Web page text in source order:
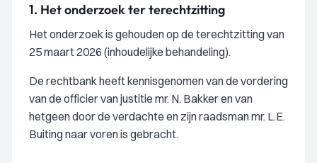
1. Het onderzoek ter terechtzitting
Het onderzoek is gehouden op de terechtzitting van
25 maart 2026 (inhoudelijke behandeling).
De rechtbank heeft kennisgenomen van de vordering
van de officier van justitie mr. N. Bakker en van
hetgeen door de verdachte en zijn raadsman mr. L.E.
Buiting naar voren is gebracht.